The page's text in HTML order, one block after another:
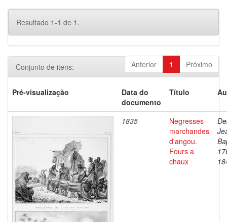
Resultado 1-1 de 1.
Anterior 1 Próximo
Conjunto de itens:
Pré-visualização
Data do
documento
Título
1835
Negresses
marchandes
d'angou.
Fours a
chaux